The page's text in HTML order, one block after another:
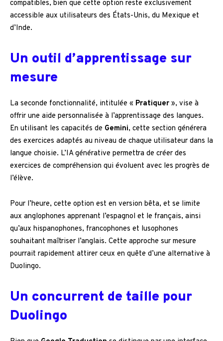
compatibles, bien que cette option reste exclusivement
accessible aux utilisateurs des États-Unis, du Mexique et
d’Inde.
Un outil d’apprentissage sur
mesure
La seconde fonctionnalité, intitulée « Pratiquer », vise à
offrir une aide personnalisée à l’apprentissage des langues.
En utilisant les capacités de Gemini, cette section générera
des exercices adaptés au niveau de chaque utilisateur dans la
langue choisie. L’IA générative permettra de créer des
exercices de compréhension qui évoluent avec les progrès de
l’élève.
Pour l’heure, cette option est en version bêta, et se limite
aux anglophones apprenant l’espagnol et le français, ainsi
qu’aux hispanophones, francophones et lusophones
souhaitant maîtriser l’anglais. Cette approche sur mesure
pourrait rapidement attirer ceux en quête d’une alternative à
Duolingo.
Un concurrent de taille pour
Duolingo